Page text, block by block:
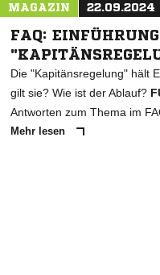
MAGAZIN 22.09.2024
FAQ:
Die "Kapitänsregelung" hält
gilt sie? Wie ist der Ablauf?
Antworten zum Thema im
Mehr lesen